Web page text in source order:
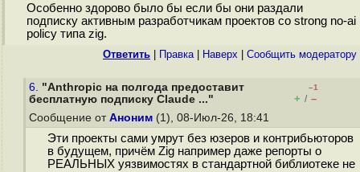
Особенно здорово было бы если бы они раздали
подписку активным разработчикам проектов со strong no-ai
policy типа zig.
Ответить Правка| Наверх Cообщить модератору
6. "Anthropic на полгода предоставит
бесплатную подписку Claude ..."
–1
+ / –
Сообщение от Аноним (1), 08-Июл-26, 18:41
Эти проекты сами умрут без юзеров и контрибьюторов
в будущем, причём Zig например даже репорты о
РЕАЛЬНЫХ уязвимостях в стандартной библиотеке не